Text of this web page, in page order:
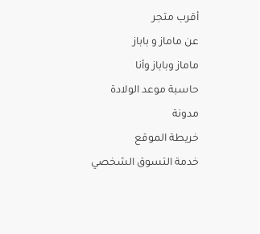
أقرب متجر
عن ماماز و باباز
ماماز وباباز وأنا
حاسبة موعد الولادة
مدونة
خريطة الموقع
خدمة التسوق الشخصي